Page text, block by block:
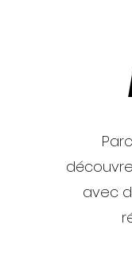
avec